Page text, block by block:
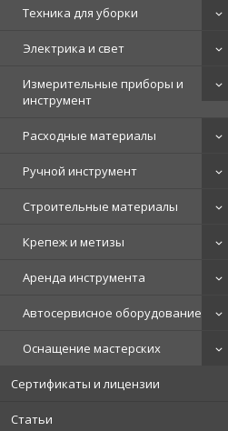
Техника для уборки
Электрика и свет
Измерительные приборы и
инструмент
Расходные материалы
Ручной инструмент
Строительные материалы
Крепеж и метизы
Аренда инструмента
Автосервисное оборудование
Оснащение мастерских
Сертификаты и лицензии
Статьи